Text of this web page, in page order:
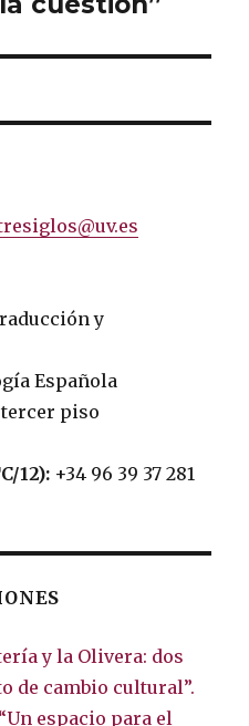
y
Española
tercer piso
12): +34 96 39 37 281
y la Olivera: dos
de cambio cultural”.
espacio para el